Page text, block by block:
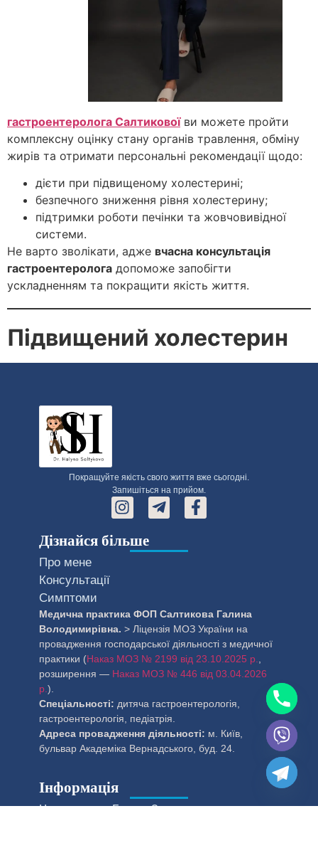
гастроентеролога Салтиковоїви можете пройти
комплексну оцінку стану органів травлення, обміну
жирів та отримати персональні рекомендації щодо:
дієти при підвищеному холестерині;
безпечного зниження рівня холестерину;
підтримки роботи печінки та жовчовивідної
системи.
Не варто зволікати, адже вчасна консультація
гастроентеролога допоможе запобігти
ускладненням та покращити якість життя.
Підвищений холестерин
Покращуйте якість свого життя вже сьогодні.
Запишіться на прийом.
Дізнайся більше
Про мене
Консультації
Симптоми
Медична практика ФОП Салтикова Галина
Володимирівна. > Ліцензія МОЗ України на
провадження господарської діяльності з медичної
практики (Наказ МОЗ № 2199 від 23.10.2025 р.
розширення — Наказ МОЗ № 446 від 03.04.2026
р. ).
Спеціальності: дитяча гастроентерологія,
гастроентерологія, педіатрія.
Адреса провадження діяльності: м. Київ,
бульвар Академіка Вернадського, буд. 24.
Інформація
Чому доктор Галина?